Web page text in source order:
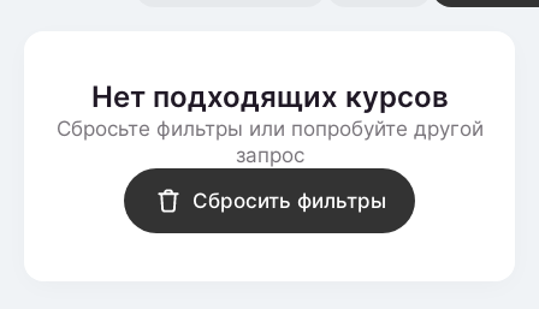
Нет подходящих курсов
Сбросьте фильтры или попробуйте другой
запрос
Сбросить фильтры